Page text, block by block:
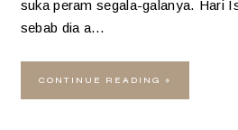
suka peram segala-galanya. Hari
sebab dia a…
CONTINUE READING »